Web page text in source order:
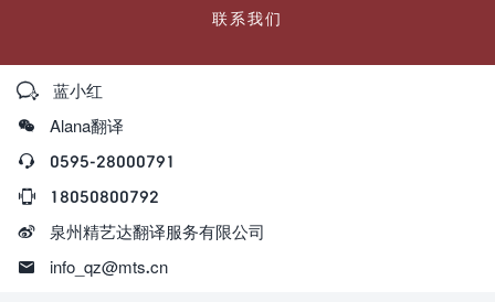
联系我们

蓝小红

Alana翻译

0595-28000791

18050800792

泉州精艺达翻译服务有限公司

info_qz@mts.cn